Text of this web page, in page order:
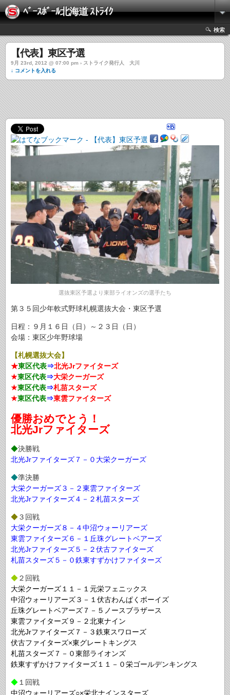
ﾍﾞｰｽﾎﾞｰﾙ北海道 ｽﾄﾗｲｸ
検索
【代表】東区予選
9月 23rd, 2012 @ 07:00 pm › ストライク発行人 大川
↓ コメントを入れる
選抜東区予選より東部ライオンズの選手たち
第３５回少年軟式野球札幌選抜大会・東区予選
日程：９月１６日（日）～２３日（日）
会場：東区少年野球場
【札幌選抜大会】
★東区代表⇒北光Jrファイターズ
★東区代表⇒大栄クーガーズ
★東区代表⇒札苗スターズ
★東区代表⇒東雲ファイターズ
優勝おめでとう！
北光Jrファイターズ
◆決勝戦
北光Jrファイターズ７－０大栄クーガーズ
◆準決勝
大栄クーガーズ３－２東雲ファイターズ
北光Jrファイターズ４－２札苗スターズ
◆３回戦
大栄クーガーズ８－４中沼ウォーリアーズ
東雲ファイターズ６－１丘珠グレートベアーズ
北光Jrファイターズ５－２伏古ファイターズ
札苗スターズ５－０鉄東すずかけファイターズ
◆２回戦
大栄クーガーズ１１－１元栄フェニックス
中沼ウォーリアーズ３－１伏古わんぱくボーイズ
丘珠グレートベアーズ７－５ノースブラザース
東雲ファイターズ９－２北東ナイン
北光Jrファイターズ７－３鉄東スワローズ
伏古ファイターズ×東グレートキングス
札苗スターズ７－０東部ライオンズ
鉄東すずかけファイターズ１１－０栄ゴールデンキングス
◆ １回戦
中沼ウォーリアーズ○×栄北ナインスターズ